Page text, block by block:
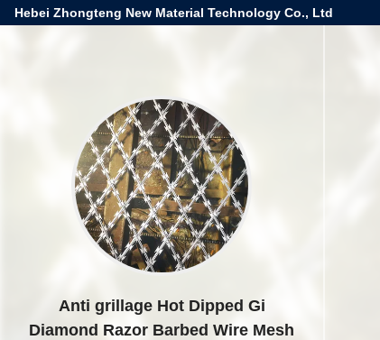
Hebei Zhongteng New Material Technology Co., Ltd
Anti grillage Hot Dipped Gi
Diamond Razor Barbed Wire Mesh